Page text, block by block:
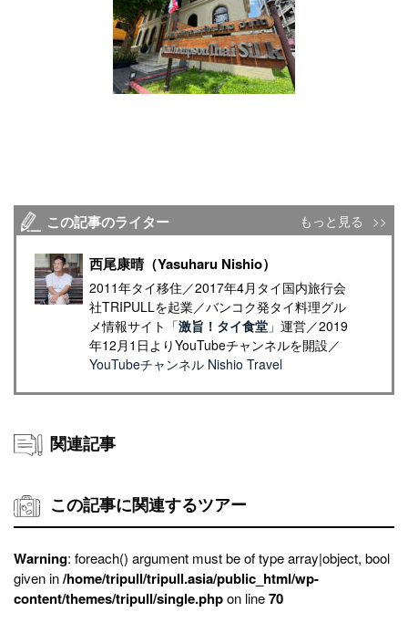
この記事のライター もっと見る
西尾康晴（Yasuharu Nishio）
2011年タイ移住／2017年4月タイ国内旅行会
社TRIPULLを起業／バンコク発タイ料理グル
メ情報サイト「激旨！タイ食堂」運営／2019
年12月1日よりYouTubeチャンネルを開設／
YouTubeチャンネル Nishio Travel
関連記事
この記事に関連するツアー
Warning: foreach() argument must be of type array|object, bool
given in/home/tripull/tripull.asia/public_html/wp-
content/themes/tripull/single.phpon line70